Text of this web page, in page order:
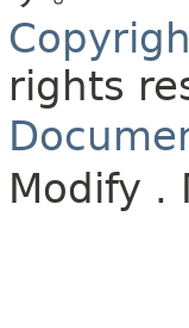
rights
Modify .